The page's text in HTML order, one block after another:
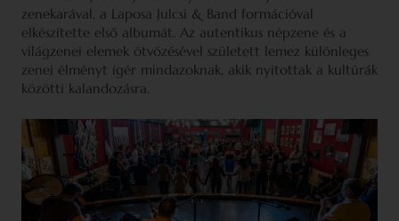
zenekarával, a Laposa Julcsi & Band formációval
elkészítette első albumát. Az autentikus népzene és a
világzenei elemek ötvözésével született lemez különleges
zenei élményt ígér mindazoknak, akik nyitottak a kultúrák
közötti kalandozásra.